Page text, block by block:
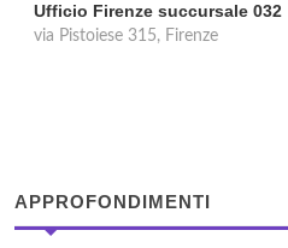
Ufficio Firenze succursale 032
via Pistoiese 315, Firenze
APPROFONDIMENTI